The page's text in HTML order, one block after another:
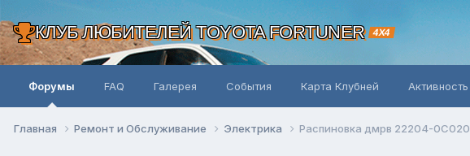
КЛУБ ЛЮБИТЕЛЕЙ TOYOTA FORTUNER 4X4
Форумы FAQ Галерея События Карта Клубней Активность
Главная Ремонт и Обслуживание Электрика Распиновка дмрв 22204-0С020